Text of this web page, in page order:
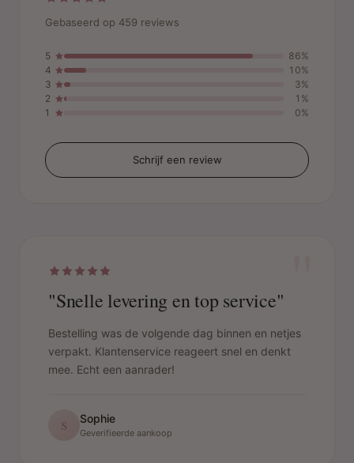
Gebaseerd op 459 reviews
5
86%
4
10%
3
3%
2
1%
1
0%
Schrijf een review
"Snelle levering en top service"
Bestelling was de volgende dag binnen en netjes
verpakt. Klantenservice reageert snel en denkt
mee. Echt een aanrader!
S Sophie
Geverifieerde aankoop